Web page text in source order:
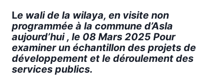
Le wali de la wilaya, en visite non
programmée à la commune d’Asla
aujourd’hui , le 08 Mars 2025 Pour
examiner un échantillon des projets de
développement et le déroulement des
services publics.